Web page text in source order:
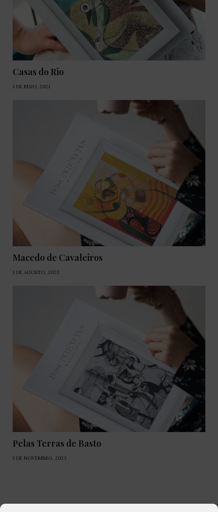
Casas do Rio
1 DE MAIO, 2021
Macedo de Cavaleiros
1 DE AGOSTO, 2023
Pelas Terras de Basto
1 DE NOVEMBRO, 2023